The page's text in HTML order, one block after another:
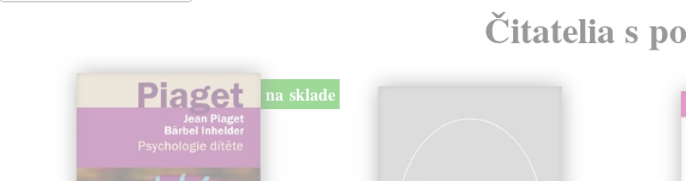
Čitatelia s
na sklade